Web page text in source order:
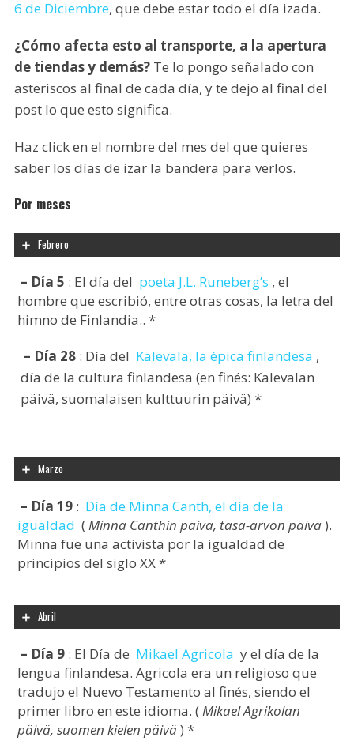
6 de Diciembre, que debe estar todo el día izada.
¿Cómo afecta esto al transporte, a la apertura
de tiendas y demás?Te lo pongo señalado con
asteriscos al final de cada día, y te dejo al final del
post lo que esto significa.
Haz click en el nombre del mes del que quieres
saber los días de izar la bandera para verlos.
Por meses
Febrero
– Día 5 : El día del poeta J.L. Runeberg’s , el
hombre que escribió, entre otras cosas, la letra del
himno de Finlandia.. *
– Día 28 : Día del Kalevala, la épica finlandesa ,
día de la cultura finlandesa (en finés: Kalevalan
päivä, suomalaisen kulttuurin päivä) *
Marzo
– Día 19 : Día de Minna Canth, el día de la
igualdad (Minna Canthin päivä, tasa-arvon päivä).
Minna fue una activista por la igualdad de
principios del siglo XX *
Abril
– Día 9 : El Día de Mikael Agricola y el día de la
lengua finlandesa. Agricola era un religioso que
tradujo el Nuevo Testamento al finés, siendo el
primer libro en este idioma. (Mikael Agrikolan
päivä, suomen kielen päivä) *